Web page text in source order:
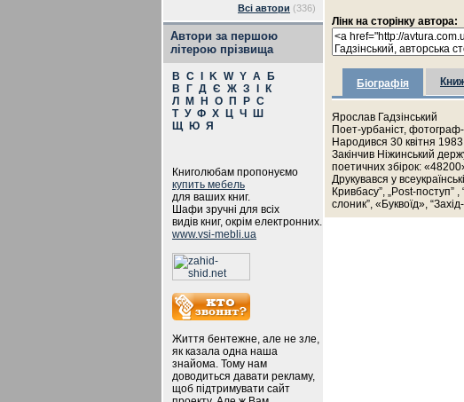
Всі автори (336)
Автори за першою
літерою прізвища
B C K W Y А
Б
В
Г Д Є Ж З
К
Л
М Н О П Р С
Т У Ф Х Ц Ч
Ш
Щ
Ю Я
Книголюбам пропонуємо
купить мебель
для ваших книг.
Шафи зручні для всіх
видів книг, окрім електронних.
www.vsi-mebli.ua
Життя бентежне, але не зле,
як казала одна наша
знайома. Тому нам
доводиться давати рекламу,
щоб підтримувати сайт
Лінк на сторінку автора:
Біографія
Ярослав Гадзінський
Поет-урбаніст,
Народився 30 квітня 1983
Закінчив Ніжинський
поетичних збірок:
Друкувався у
Кривбасу”, „Post-поступ”
слоник”, «Буквоїд»,